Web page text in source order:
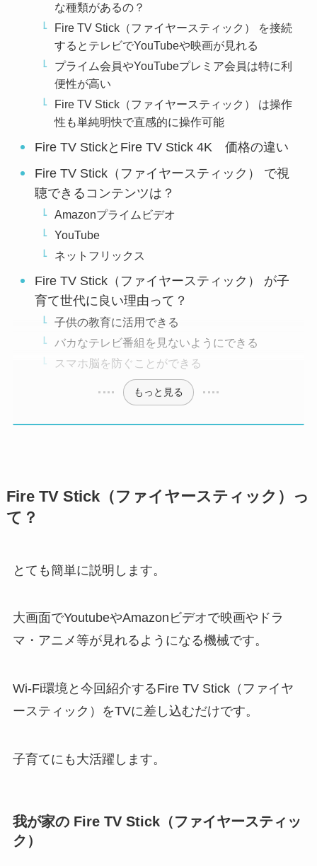
な種類があるの？
Fire TV Stick（ファイヤースティック） を接続
するとテレビでYouTubeや映画が見れる
プライム会員やYouTubeプレミア会員は特に利
便性が高い
Fire TV Stick（ファイヤースティック） は操作
性も単純明快で直感的に操作可能
Fire TV StickとFire TV Stick 4K 価格の違い
Fire TV Stick（ファイヤースティック） で視
聴できるコンテンツは？
Amazonプライムビデオ
YouTube
ネットフリックス
Fire TV Stick（ファイヤースティック） が子
育て世代に良い理由って？
子供の教育に活用できる
バカなテレビ番組を見ないようにできる
スマホ脳を防ぐことができる
もっと見る
Fire TV Stick（ファイヤースティック）っ
て？
とても簡単に説明します。
大画面でYoutubeやAmazonビデオで映画やドラ
マ・アニメ等が見れるようになる機械です。
Wi-Fi環境と今回紹介するFire TV Stick（ファイヤ
ースティック）をTVに差し込むだけです。
子育てにも大活躍します。
我が家の Fire TV Stick（ファイヤースティッ
ク）